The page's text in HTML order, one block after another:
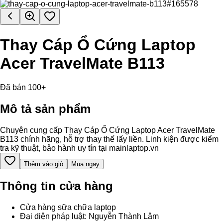
Thay Cáp Ổ Cứng Laptop
Acer TravelMate B113
Đã bán 100+
Mô tả sản phẩm
Chuyên cung cấp Thay Cáp Ổ Cứng Laptop Acer TravelMate
B113 chính hãng, hỗ trợ thay thế lấy liền. Linh kiện được kiểm
tra kỹ thuật, bảo hành uy tín tại mainlaptop.vn
Thêm vào giỏ Mua ngay
Thông tin cửa hàng
Cửa hàng sữa chữa laptop
Đại diện pháp luật: Nguyễn Thành Lâm